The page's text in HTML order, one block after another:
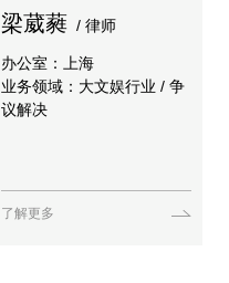
梁葳蕤 / 律师
办公室：上海
业务领域：大文娱行业 / 争
议解决
了解更多